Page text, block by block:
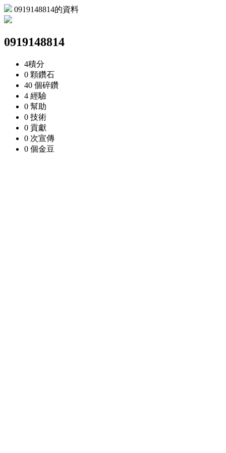
0919148814的資料
0919148814
4積分
0 顆鑽石
40 個碎鑽
4 經驗
0 幫助
0 技術
0 貢獻
0 次宣傳
0 個金豆